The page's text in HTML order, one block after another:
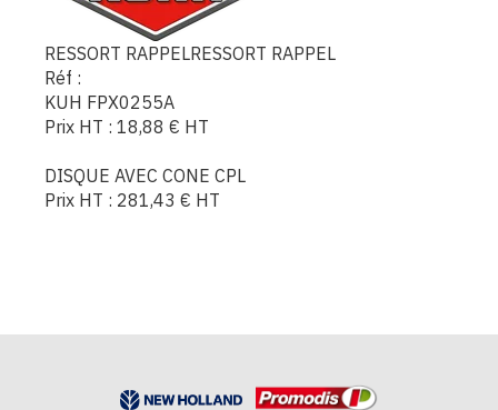
RESSORT RAPPELRESSORT RAPPEL
Réf :
KUH FPX0255A
Prix HT : 18,88 € HT
DISQUE AVEC CONE CPL
Prix HT : 281,43 € HT